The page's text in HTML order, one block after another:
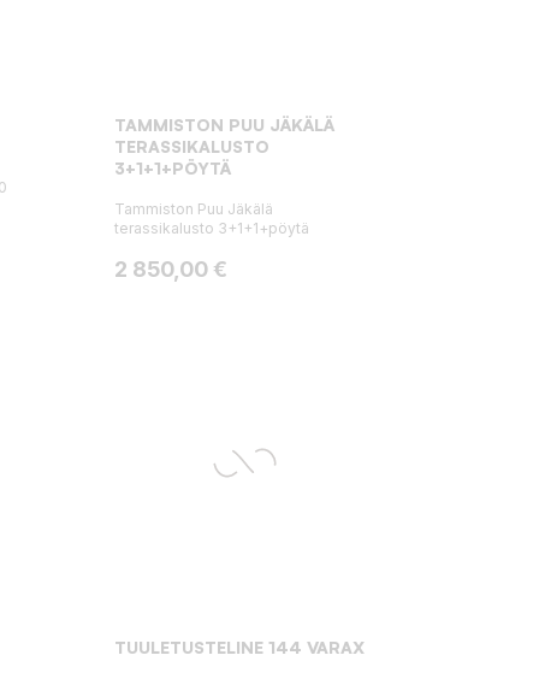
TAMMISTON PUU JÄKÄLÄ
TERASSIKALUSTO
3+1+1+PÖYTÄ
Tammiston Puu Jäkälä
terassikalusto 3+1+1+pöytä
Hinta
2 850,00 €
TUULETUSTELINE 144 VARAX